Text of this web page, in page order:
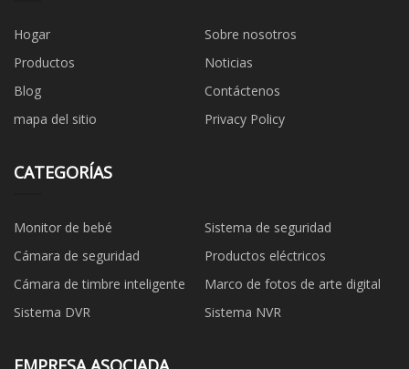
Hogar
Sobre nosotros
Productos
Noticias
Blog
Contáctenos
mapa del sitio
Privacy Policy
CATEGORÍAS
Monitor de bebé
Sistema de seguridad
Cámara de seguridad
Productos eléctricos
Cámara de timbre inteligente
Marco de fotos de arte digital
Sistema DVR
Sistema NVR